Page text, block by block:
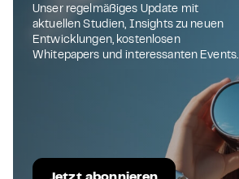
Unser regelmäßiges Update mit
aktuellen Studien, Insights zu neuen
Entwicklungen, kostenlosen
Whitepapers und interessanten Events.